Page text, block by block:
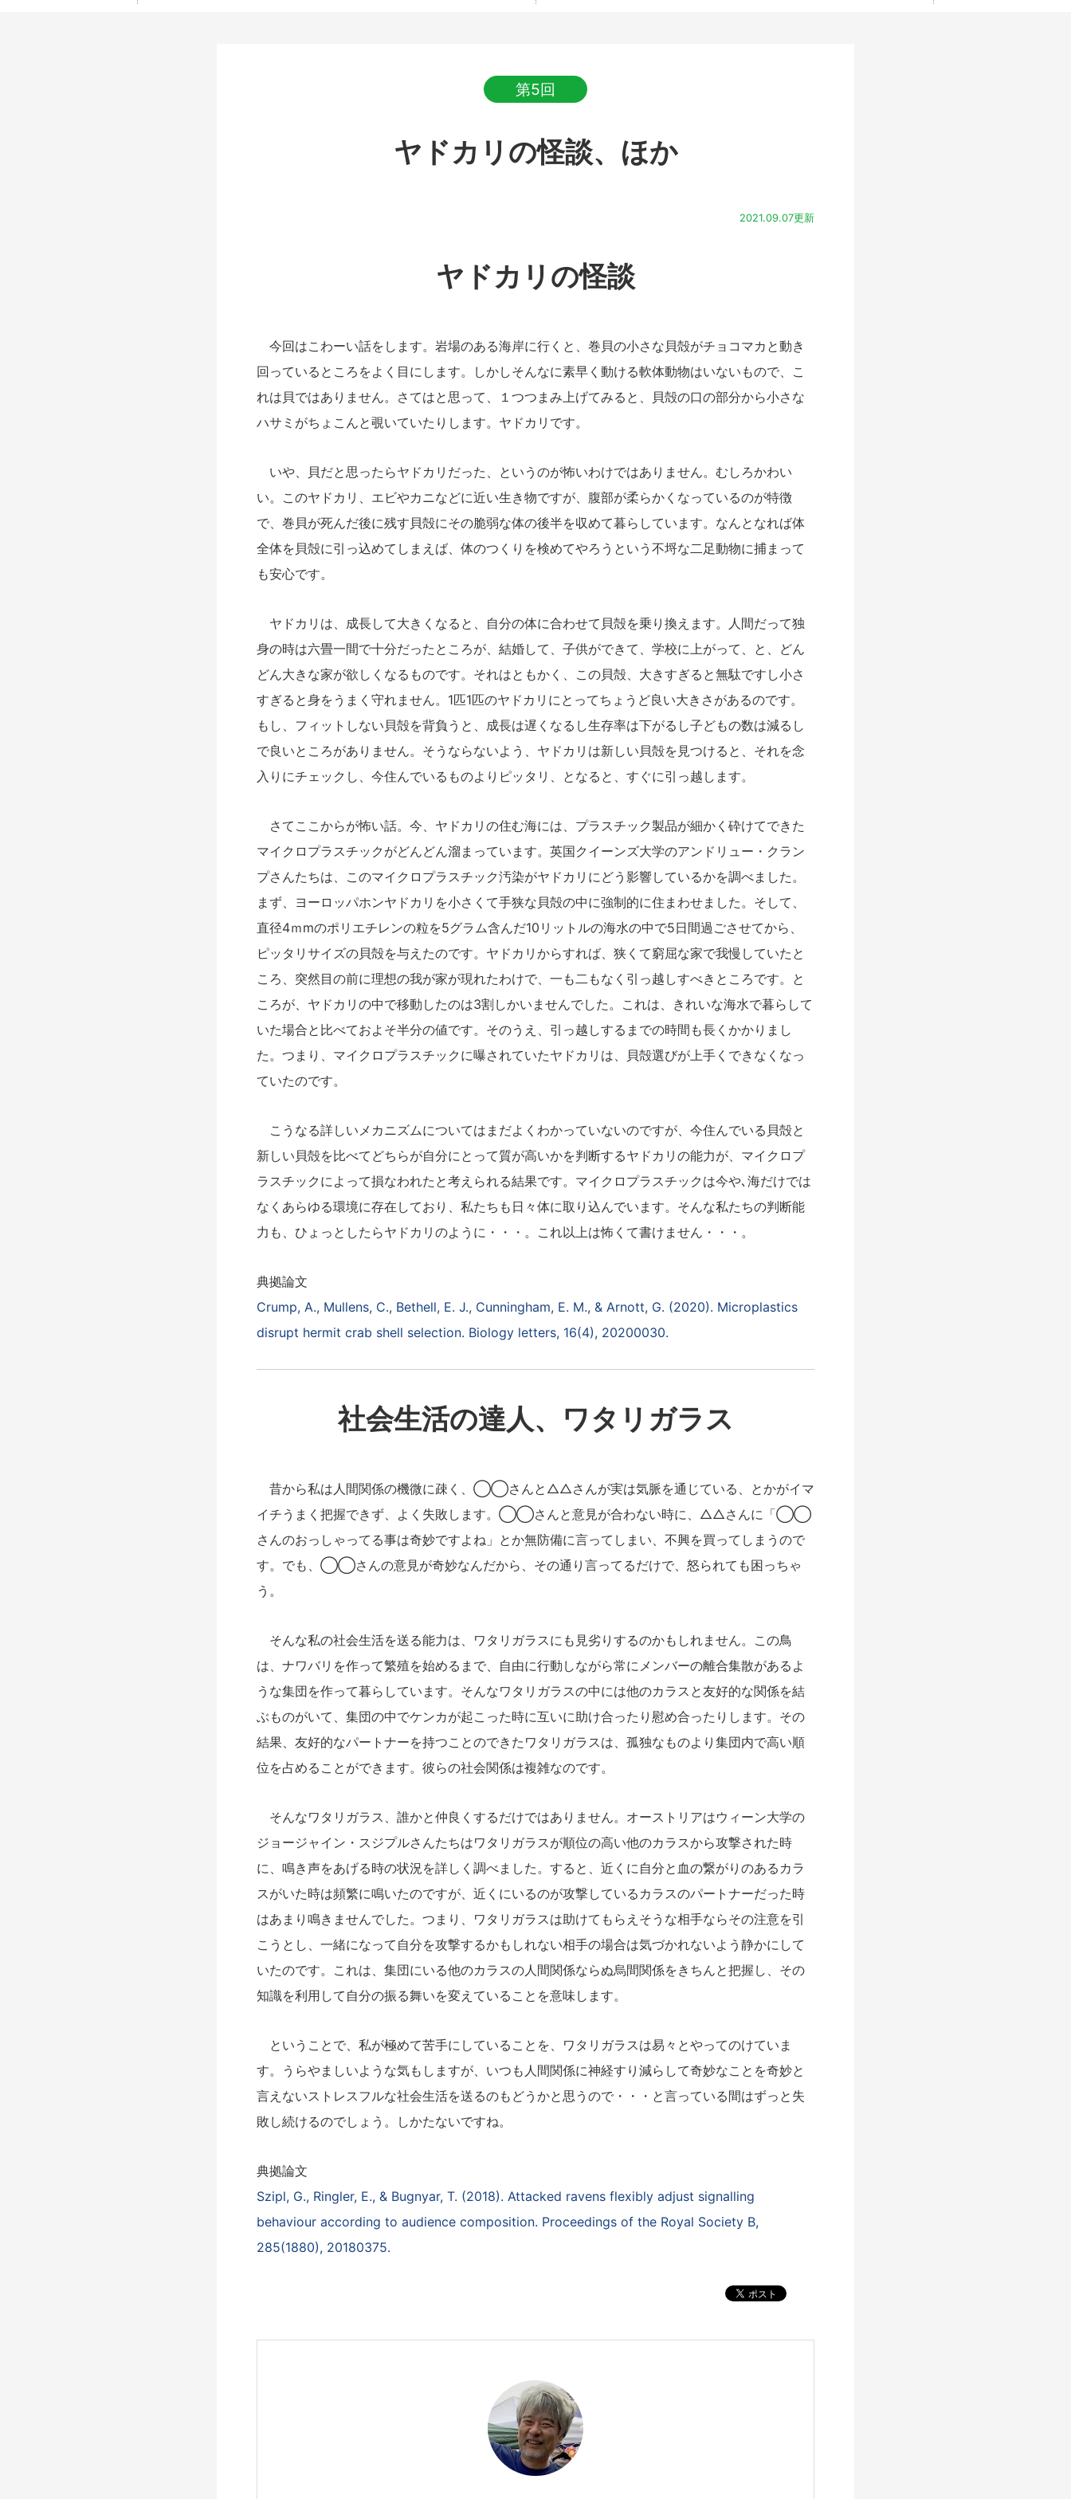
第5回
ヤドカリの怪談、ほか
2021.09.07更新
ヤドカリの怪談
今回はこわーい話をします。岩場のある海岸に行くと、巻貝の小さな貝殻がチョコマカと動き
回っているところをよく目にします。しかしそんなに素早く動ける軟体動物はいないもので、こ
れは貝ではありません。さてはと思って、１つつまみ上げてみると、貝殻の口の部分から小さな
ハサミがちょこんと覗いていたりします。ヤドカリです。
いや、貝だと思ったらヤドカリだった、というのが怖いわけではありません。むしろかわい
い。このヤドカリ、エビやカニなどに近い生き物ですが、腹部が柔らかくなっているのが特徴
で、巻貝が死んだ後に残す貝殻にその脆弱な体の後半を収めて暮らしています。なんとなれば体
全体を貝殻に引っ込めてしまえば、体のつくりを検めてやろうという不埒な二足動物に捕まって
も安心です。
ヤドカリは、成長して大きくなると、自分の体に合わせて貝殻を乗り換えます。人間だって独
身の時は六畳一間で十分だったところが、結婚して、子供ができて、学校に上がって、と、どん
どん大きな家が欲しくなるものです。それはともかく、この貝殻、大きすぎると無駄ですし小さ
すぎると身をうまく守れません。1匹1匹のヤドカリにとってちょうど良い大きさがあるのです。
もし、フィットしない貝殻を背負うと、成長は遅くなるし生存率は下がるし子どもの数は減るし
で良いところがありません。そうならないよう、ヤドカリは新しい貝殻を見つけると、それを念
入りにチェックし、今住んでいるものよりピッタリ、となると、すぐに引っ越します。
さてここからが怖い話。今、ヤドカリの住む海には、プラスチック製品が細かく砕けてできた
マイクロプラスチックがどんどん溜まっています。英国クイーンズ大学のアンドリュー・クラン
プさんたちは、このマイクロプラスチック汚染がヤドカリにどう影響しているかを調べました。
まず、ヨーロッパホンヤドカリを小さくて手狭な貝殻の中に強制的に住まわせました。そして、
直径4ｍmのポリエチレンの粒を5グラム含んだ10リットルの海水の中で5日間過ごさせてから、
ピッタリサイズの貝殻を与えたのです。ヤドカリからすれば、狭くて窮屈な家で我慢していたと
ころ、突然目の前に理想の我が家が現れたわけで、一も二もなく引っ越しすべきところです。と
ころが、ヤドカリの中で移動したのは3割しかいませんでした。これは、きれいな海水で暮らして
いた場合と比べておよそ半分の値です。そのうえ、引っ越しするまでの時間も長くかかりまし
た。つまり、マイクロプラスチックに曝されていたヤドカリは、貝殻選びが上手くできなくなっ
ていたのです。
こうなる詳しいメカニズムについてはまだよくわかっていないのですが、今住んでいる貝殻と
新しい貝殻を比べてどちらが自分にとって質が高いかを判断するヤドカリの能力が、マイクロプ
ラスチックによって損なわれたと考えられる結果です。マイクロプラスチックは今や､海だけでは
なくあらゆる環境に存在しており、私たちも日々体に取り込んでいます。そんな私たちの判断能
力も、ひょっとしたらヤドカリのように・・・。これ以上は怖くて書けません・・・。
典拠論文
Crump, A., Mullens, C., Bethell, E. J., Cunningham, E. M., & Arnott, G. (2020). Microplastics
disrupt hermit crab shell selection. Biology letters, 16(4), 20200030.
社会生活の達人、ワタリガラス
昔から私は人間関係の機微に疎く、◯◯さんと△△さんが実は気脈を通じている、とかがイマ
イチうまく把握できず、よく失敗します。◯◯さんと意見が合わない時に、△△さんに「◯◯
さんのおっしゃってる事は奇妙ですよね」とか無防備に言ってしまい、不興を買ってしまうので
す。でも、◯◯さんの意見が奇妙なんだから、その通り言ってるだけで、怒られても困っちゃ
う。
そんな私の社会生活を送る能力は、ワタリガラスにも見劣りするのかもしれません。この鳥
は、ナワバリを作って繁殖を始めるまで、自由に行動しながら常にメンバーの離合集散があるよ
うな集団を作って暮らしています。そんなワタリガラスの中には他のカラスと友好的な関係を結
ぶものがいて、集団の中でケンカが起こった時に互いに助け合ったり慰め合ったりします。その
結果、友好的なパートナーを持つことのできたワタリガラスは、孤独なものより集団内で高い順
位を占めることができます。彼らの社会関係は複雑なのです。
そんなワタリガラス、誰かと仲良くするだけではありません。オーストリアはウィーン大学の
ジョージャイン・スジプルさんたちはワタリガラスが順位の高い他のカラスから攻撃された時
に、鳴き声をあげる時の状況を詳しく調べました。すると、近くに自分と血の繋がりのあるカラ
スがいた時は頻繁に鳴いたのですが、近くにいるのが攻撃しているカラスのパートナーだった時
はあまり鳴きませんでした。つまり、ワタリガラスは助けてもらえそうな相手ならその注意を引
こうとし、一緒になって自分を攻撃するかもしれない相手の場合は気づかれないよう静かにして
いたのです。これは、集団にいる他のカラスの人間関係ならぬ烏間関係をきちんと把握し、その
知識を利用して自分の振る舞いを変えていることを意味します。
ということで、私が極めて苦手にしていることを、ワタリガラスは易々とやってのけていま
す。うらやましいような気もしますが、いつも人間関係に神経すり減らして奇妙なことを奇妙と
言えないストレスフルな社会生活を送るのもどうかと思うので・・・と言っている間はずっと失
敗し続けるのでしょう。しかたないですね。
典拠論文
Szipl, G., Ringler, E., & Bugnyar, T. (2018). Attacked ravens flexibly adjust signalling
behaviour according to audience composition. Proceedings of the Royal Society B,
285(1880), 20180375.